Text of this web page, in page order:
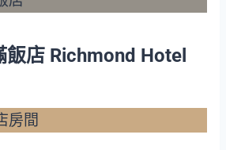
店 Richmond Hotel